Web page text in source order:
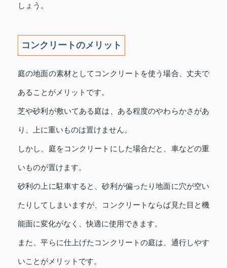
しょう。
コンクリートのメリット
庭の地面の素材としてコンクリートを使う場合、丈夫で
あることがメリットです。
芝や砂利が敷いてある庭は、ある程度のやわらかさがあ
り、上に重いものは置けません。
しかし、庭をコンクリートにした場合だと、車などの重
いものが置けます。
砂利の上に駐車すると、砂利が偏ったり地面に穴が空い
たりしてしまいますが、コンクリートならば見た目と機
能面に変化がなく、快適に使用できます。
また、平らに仕上げたコンクリートの庭は、通行しやす
いことがメリットです。